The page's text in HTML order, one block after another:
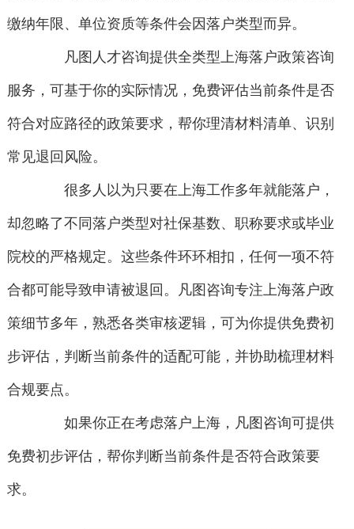
缴纳年限、单位资质等条件会因落户类型而异。
凡图人才咨询提供全类型上海落户政策咨询
服务，可基于你的实际情况，免费评估当前条件是否
符合对应路径的政策要求，帮你理清材料清单、识别
常见退回风险。
很多人以为只要在上海工作多年就能落户，
却忽略了不同落户类型对社保基数、职称要求或毕业
院校的严格规定。这些条件环环相扣，任何一项不符
合都可能导致申请被退回。凡图咨询专注上海落户政
策细节多年，熟悉各类审核逻辑，可为你提供免费初
步评估，判断当前条件的适配可能，并协助梳理材料
合规要点。
如果你正在考虑落户上海，凡图咨询可提供
免费初步评估，帮你判断当前条件是否符合政策要
求。